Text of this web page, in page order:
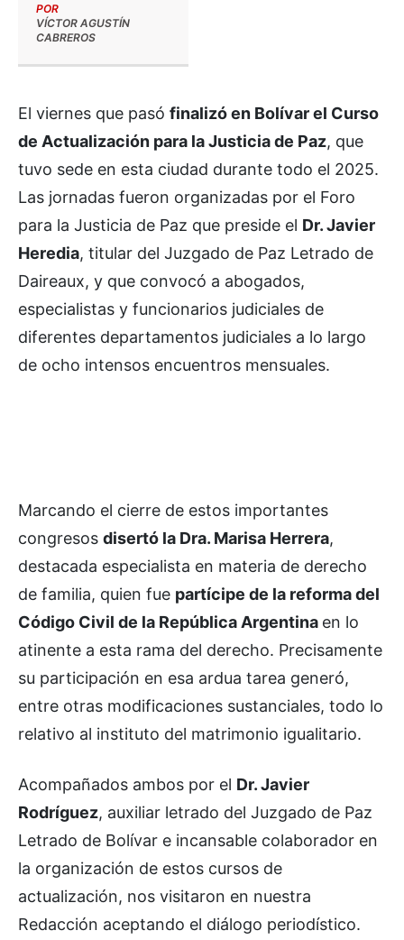
POR
VÍCTOR AGUSTÍN
CABREROS
El viernes que pasó finalizó en Bolívar el Curso
de Actualización para la Justicia de Paz, que
tuvo sede en esta ciudad durante todo el 2025.
Las jornadas fueron organizadas por el Foro
para la Justicia de Paz que preside el Dr. Javier
Heredia, titular del Juzgado de Paz Letrado de
Daireaux, y que convocó a abogados,
especialistas y funcionarios judiciales de
diferentes departamentos judiciales a lo largo
de ocho intensos encuentros mensuales.
Marcando el cierre de estos importantes
congresos disertó la Dra. Marisa Herrera,
destacada especialista en materia de derecho
de familia, quien fue partícipe de la reforma del
Código Civil de la República Argentina en lo
atinente a esta rama del derecho. Precisamente
su participación en esa ardua tarea generó,
entre otras modificaciones sustanciales, todo lo
relativo al instituto del matrimonio igualitario.
Acompañados ambos por el Dr. Javier
Rodríguez, auxiliar letrado del Juzgado de Paz
Letrado de Bolívar e incansable colaborador en
la organización de estos cursos de
actualización, nos visitaron en nuestra
Redacción aceptando el diálogo periodístico.